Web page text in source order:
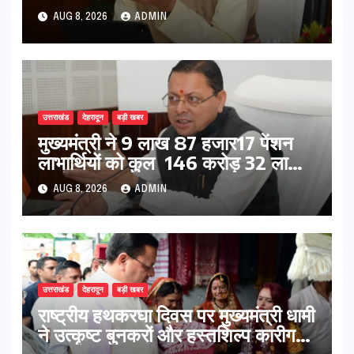
पर सख्त कार्रवाई
AUG 8, 2026 ADMIN
उत्तराखंड देहरादून बड़ी खबर
मुख्यमंत्री ने 9 लाख 87 हजार17 पेंशन
लाभार्थियों को कुल 146 करोड़ 32 लाख
की पेंशन राशि का किया भुगतान
AUG 8, 2026 ADMIN
उत्तराखंड देहरादून बड़ी खबर
राष्ट्रीय हथकरघा दिवस पर मुख्यमंत्री धामी
ने उत्कृष्ट बुनकरों और हस्तशिल्प कारीगरों